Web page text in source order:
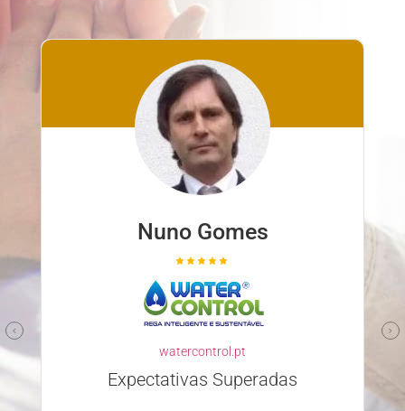
Nuno Gomes
watercontrol.pt
Expectativas Superadas